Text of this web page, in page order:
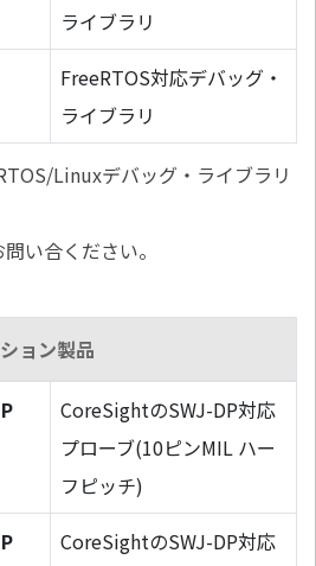
ライブラリ
FreeRTOS対応デバッグ・
ライブラリ
Linuxデバッグ・ライブラリ
い合ください。
ョン製品
CoreSightのSWJ-DP対応
プローブ(10ピンMIL ハー
フピッチ)
CoreSightのSWJ-DP対応